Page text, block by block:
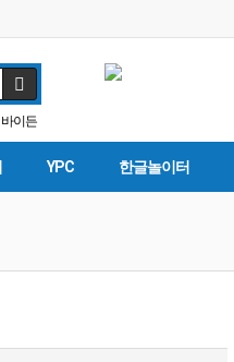
바이든
YPC 한글놀이터